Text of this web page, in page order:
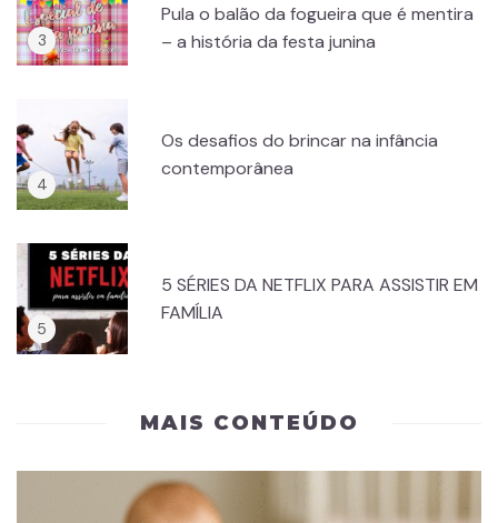
Pula o balão da fogueira que é mentira
– a história da festa junina
Os desafios do brincar na infância
contemporânea
5 SÉRIES DA NETFLIX PARA ASSISTIR EM
FAMÍLIA
MAIS CONTEÚDO